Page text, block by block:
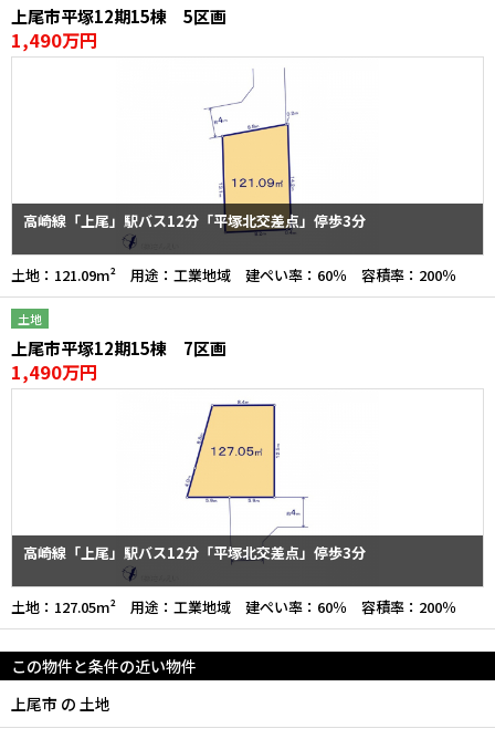
上尾市平塚12期15棟 5区画
1,490万円
高崎線「上尾」駅バス12分「平塚北交差点」停歩3分
土地：121.09m² 用途：工業地域 建ぺい率：60％ 容積率：200％
土地
上尾市平塚12期15棟 7区画
1,490万円
高崎線「上尾」駅バス12分「平塚北交差点」停歩3分
土地：127.05m² 用途：工業地域 建ぺい率：60％ 容積率：200％
この物件と条件の近い物件
上尾市 の 土地